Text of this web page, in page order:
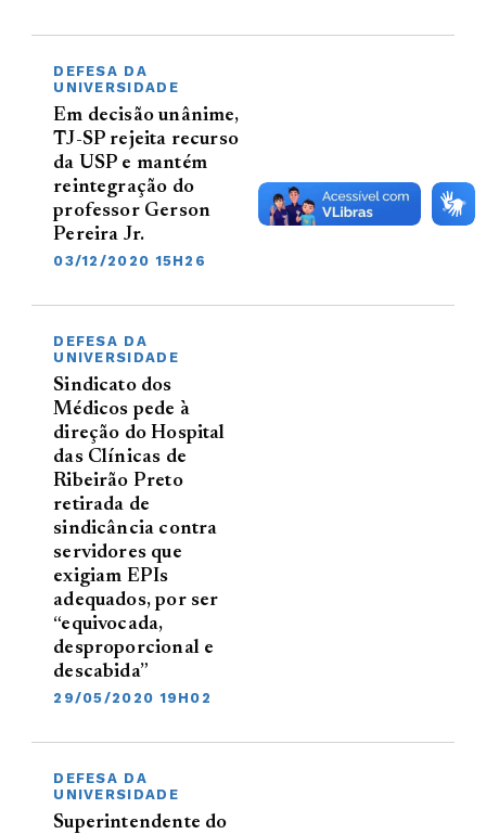
DEFESA DA
UNIVERSIDADE
Em decisão unânime,
TJ-SP rejeita recurso
da USP e mantém
reintegração do
professor Gerson
Pereira Jr.
03/12/2020 15H26
DEFESA DA
UNIVERSIDADE
Sindicato dos
Médicos pede à
direção do Hospital
das Clínicas de
Ribeirão Preto
retirada de
sindicância contra
servidores que
exigiam EPIs
adequados, por ser
“equivocada,
desproporcional e
descabida”
29/05/2020 19H02
DEFESA DA
UNIVERSIDADE
Superintendente do